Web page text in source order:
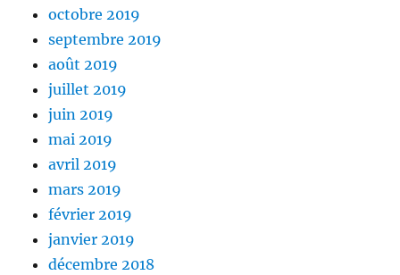
octobre 2019
septembre 2019
août 2019
juillet 2019
juin 2019
mai 2019
avril 2019
mars 2019
février 2019
janvier 2019
décembre 2018